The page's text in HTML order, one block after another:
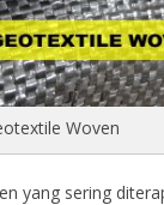
Woven
yang sering